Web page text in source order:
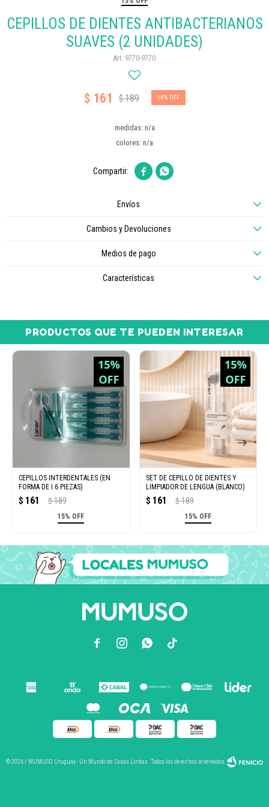
CEPILLOS DE DIENTES ANTIBACTERIANOS
SUAVES (2 UNIDADES)
9770-9770
$ 161 $189 14
medidas: n/a
colores: n/a
 
Envíos
Cambios y Devoluciones
Medios de pago
Características
PRODUCTOS QUE TE PUEDEN INTERESAR
CEPILLOS INTERDENTALES (EN
FORMA DE I 6 PIEZAS)
$ 161 $ 189
15% OFF
SET DE CEPILLO DE DIENTES Y
LIMPIADOR DE LENGUA (BLANCO)
$ 161 $ 189
15% OFF
  
© 2026 / MUMUSO Uruguay - Un Mundo de Cosas Lindas. Todos los derechos reservados.